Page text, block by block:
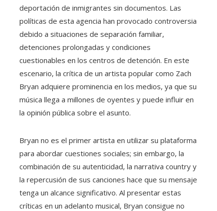
deportación de inmigrantes sin documentos. Las
políticas de esta agencia han provocado controversia
debido a situaciones de separación familiar,
detenciones prolongadas y condiciones
cuestionables en los centros de detención. En este
escenario, la crítica de un artista popular como Zach
Bryan adquiere prominencia en los medios, ya que su
música llega a millones de oyentes y puede influir en
la opinión pública sobre el asunto.
Bryan no es el primer artista en utilizar su plataforma
para abordar cuestiones sociales; sin embargo, la
combinación de su autenticidad, la narrativa country y
la repercusión de sus canciones hace que su mensaje
tenga un alcance significativo. Al presentar estas
críticas en un adelanto musical, Bryan consigue no